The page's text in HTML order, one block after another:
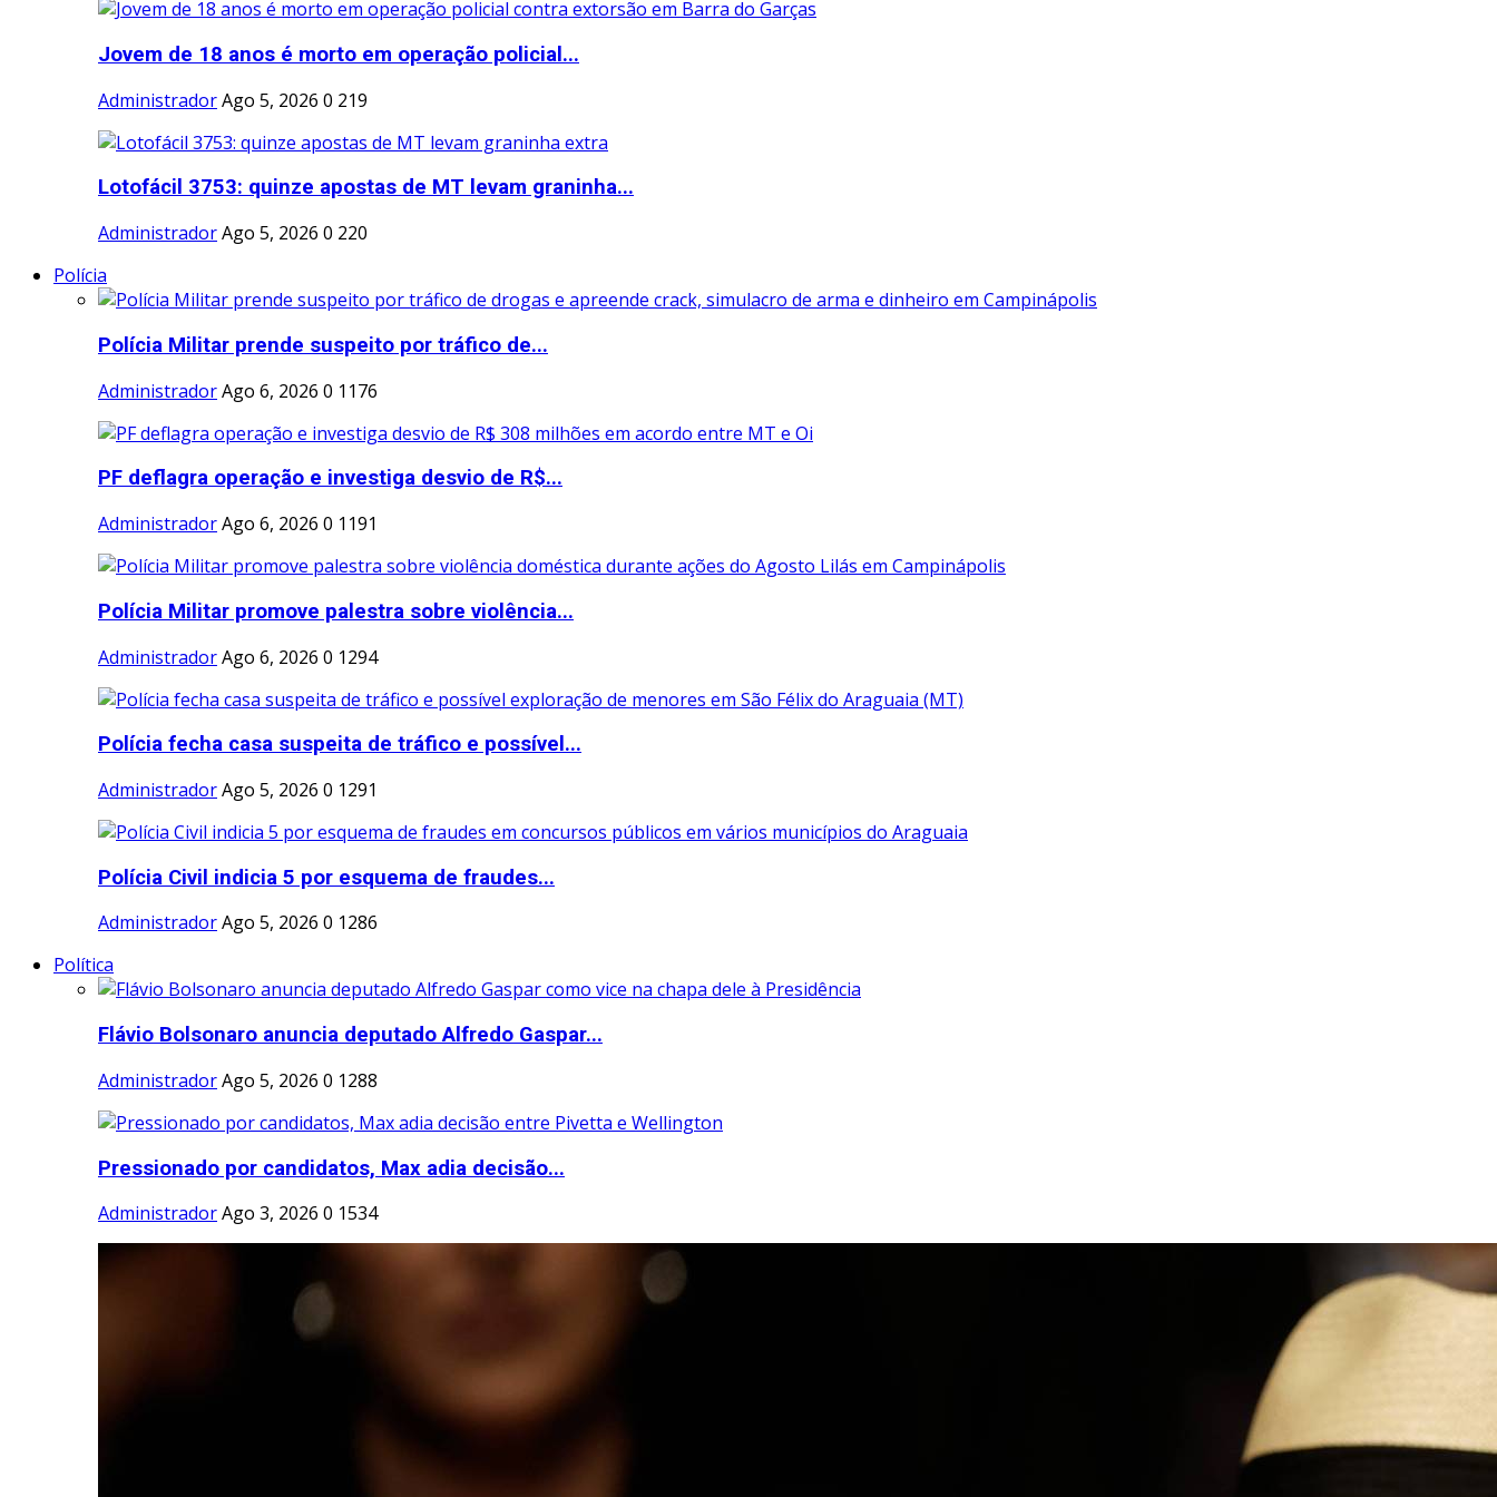
Jovem de 18 anos é morto em operação policial...
AdministradorAgo 5, 2026 0 219
Lotofácil 3753: quinze apostas de MT levam graninha...
AdministradorAgo 5, 2026 0 220
Polícia
Polícia Militar prende suspeito por tráfico de...
AdministradorAgo 6, 2026 0 1176
PF deflagra operação e investiga desvio de R$...
AdministradorAgo 6, 2026 0 1191
Polícia Militar promove palestra sobre violência...
AdministradorAgo 6, 2026 0 1294
Polícia fecha casa suspeita de tráfico e possível...
AdministradorAgo 5, 2026 0 1291
Polícia Civil indicia 5 por esquema de fraudes...
AdministradorAgo 5, 2026 0 1286
Política
Flávio Bolsonaro anuncia deputado Alfredo Gaspar...
AdministradorAgo 5, 2026 0 1288
Pressionado por candidatos, Max adia decisão...
AdministradorAgo 3, 2026 0 1534